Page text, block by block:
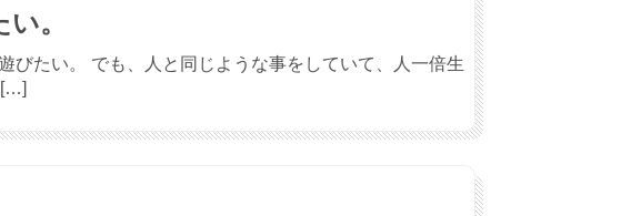
。
たい。 でも、人と同じような事をしていて、人一倍生
[…]